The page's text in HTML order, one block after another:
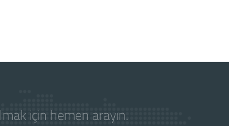
için hemen arayın.